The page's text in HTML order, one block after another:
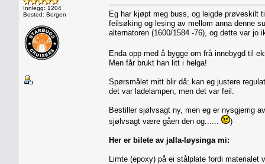
Innlegg: 1204
Bosted: Bergen
Eg har kjøpt meg buss, og leigde prøveskilt
feilsøking og lesing av mellom anna denne
alternatoren (1600/1584 -76), og dette var
Enda opp med å bygge om frå innebygd til
Men får brukt han litt i helga!
Spørsmålet mitt blir då: kan eg justere
det var ladelampen, men det var feil.
Bestiller sjølvsagt ny, men eg er nysgjerrig
sjølvsagt være gåen den og......
)
Her er bilete av jalla-løysinga mi:
Limte (epoxy) på ei stålplate fordi materialet